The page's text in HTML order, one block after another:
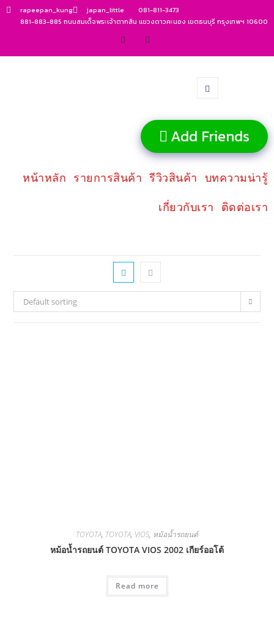
rapeepan_kung japan_little
081-811-3473
881-883-885 ถนนสมเด็จพระเจ้าตากสิน แขวงดาวคะนอง เขตธนบุรี กรุงเทพฯ 10600
Add Friends
หน้าหลัก รายการสินค้า รีวิวสินค้า บทความน่ารู้
เกี่ยวกับเรา
ติดต่อเรา
Default sorting
TOYOTA, TOYOTA, VIOS, หม้อน้ำรถยนต์
หม้อน้ำรถยนต์ TOYOTA VIOS 2002 เกียร์ออโต้
Read more